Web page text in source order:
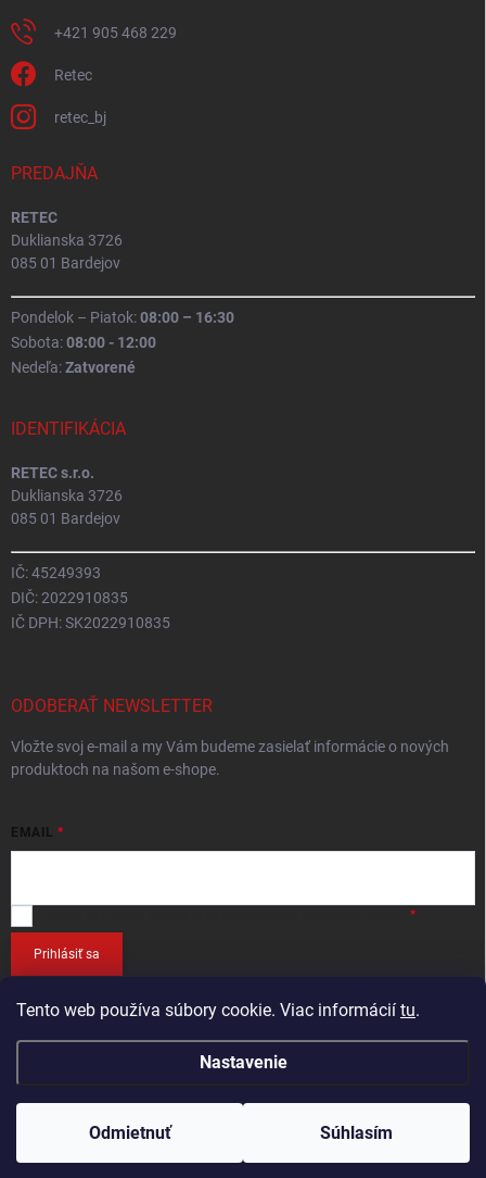
Tento web používa súbory cookie. Viac informácií tu.
Nastavenie
Odmietnuť Súhlasím
+421 905 468 229
Retec
retec_bj
PREDAJŇA
RETEC
Duklianska 3726
085 01 Bardejov
Pondelok – Piatok:08:00 – 16:30
Sobota:08:00 - 12:00
Nedeľa:Zatvorené
IDENTIFIKÁCIA
RETEC s.r.o.
Duklianska 3726
085 01 Bardejov
IČ: 45249393
DIČ: 2022910835
IČ DPH: SK2022910835
ODOBERAŤ NEWSLETTER
Vložte svoj e-mail a my Vám budeme zasielať informácie o nových
produktoch na našom e-shope.
EMAIL
Prihlásiť sa
Vytvoril Shoptet
Copyright 2026 . Všetky práva vyhradené.